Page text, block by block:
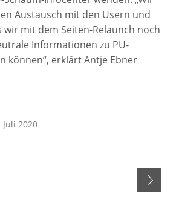
Austausch mit den Usern und
wir mit dem Seiten-Relaunch noch
Informationen zu PU-
können“, erklärt Antje Ebner
2020